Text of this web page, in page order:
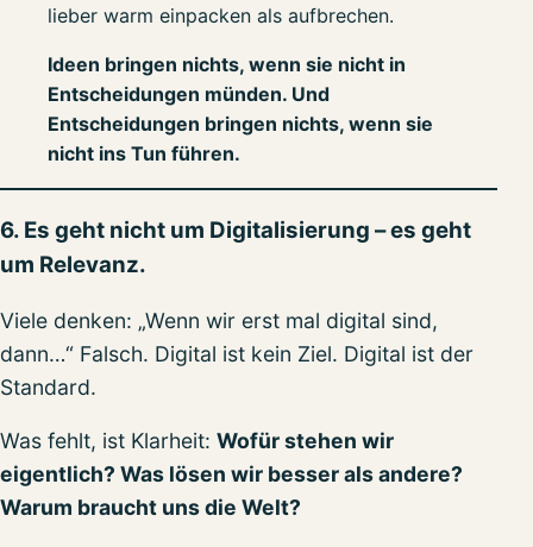
lieber warm einpacken als aufbrechen.
Ideen bringen nichts, wenn sie nicht in
Entscheidungen münden. Und
Entscheidungen bringen nichts, wenn sie
nicht ins Tun führen.
6. Es geht nicht um Digitalisierung – es geht
um Relevanz.
Viele denken: „Wenn wir erst mal digital sind,
dann…“ Falsch. Digital ist kein Ziel. Digital ist der
Standard.
Was fehlt, ist Klarheit: Wofür stehen wir
eigentlich? Was lösen wir besser als andere?
Warum braucht uns die Welt?